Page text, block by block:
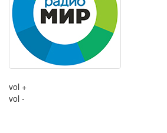
vol +
vol -